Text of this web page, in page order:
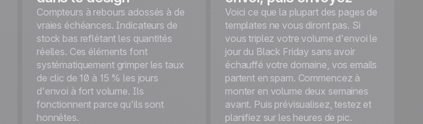
Démarrer
gratuitement
Compteurs à rebours adossés à de
vraies échéances. Indicateurs de
stock bas reflétant les quantités
réelles. Ces éléments font
systématiquement grimper les taux
de clic de 10 à 15 % les jours
d'envoi à fort volume. Ils
fonctionnent parce qu'ils sont
honnêtes.
Voici ce que la plupart des pages de
templates ne vous diront pas. Si
vous triplez votre volume d'envoi le
jour du Black Friday sans avoir
échauffé votre domaine, vos emails
partent en spam. Commencez à
monter en volume deux semaines
avant. Puis prévisualisez, testez et
planifiez sur les heures de pic.